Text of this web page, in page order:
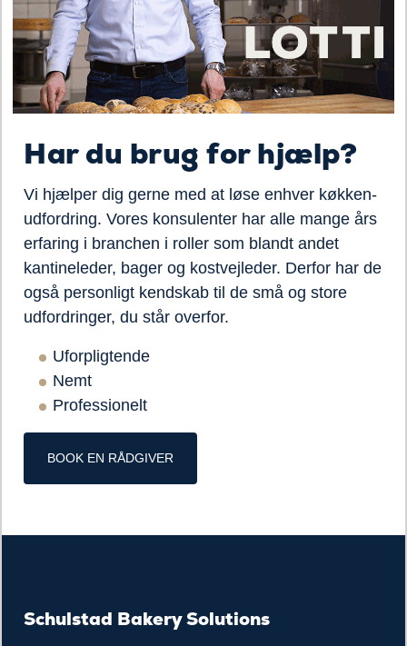
Har du brug for hjælp?
Vi hjælper dig gerne med at løse enhver køkken-
udfordring. Vores konsulenter har alle mange års
erfaring i branchen i roller som blandt andet
kantineleder, bager og kostvejleder. Derfor har de
også personligt kendskab til de små og store
udfordringer, du står overfor.
Uforpligtende
Nemt
Professionelt
BOOK EN RÅDGIVER
Schulstad Bakery Solutions